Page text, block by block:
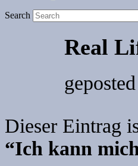
Search
Real
Dieser Eintrag
“Ich kann